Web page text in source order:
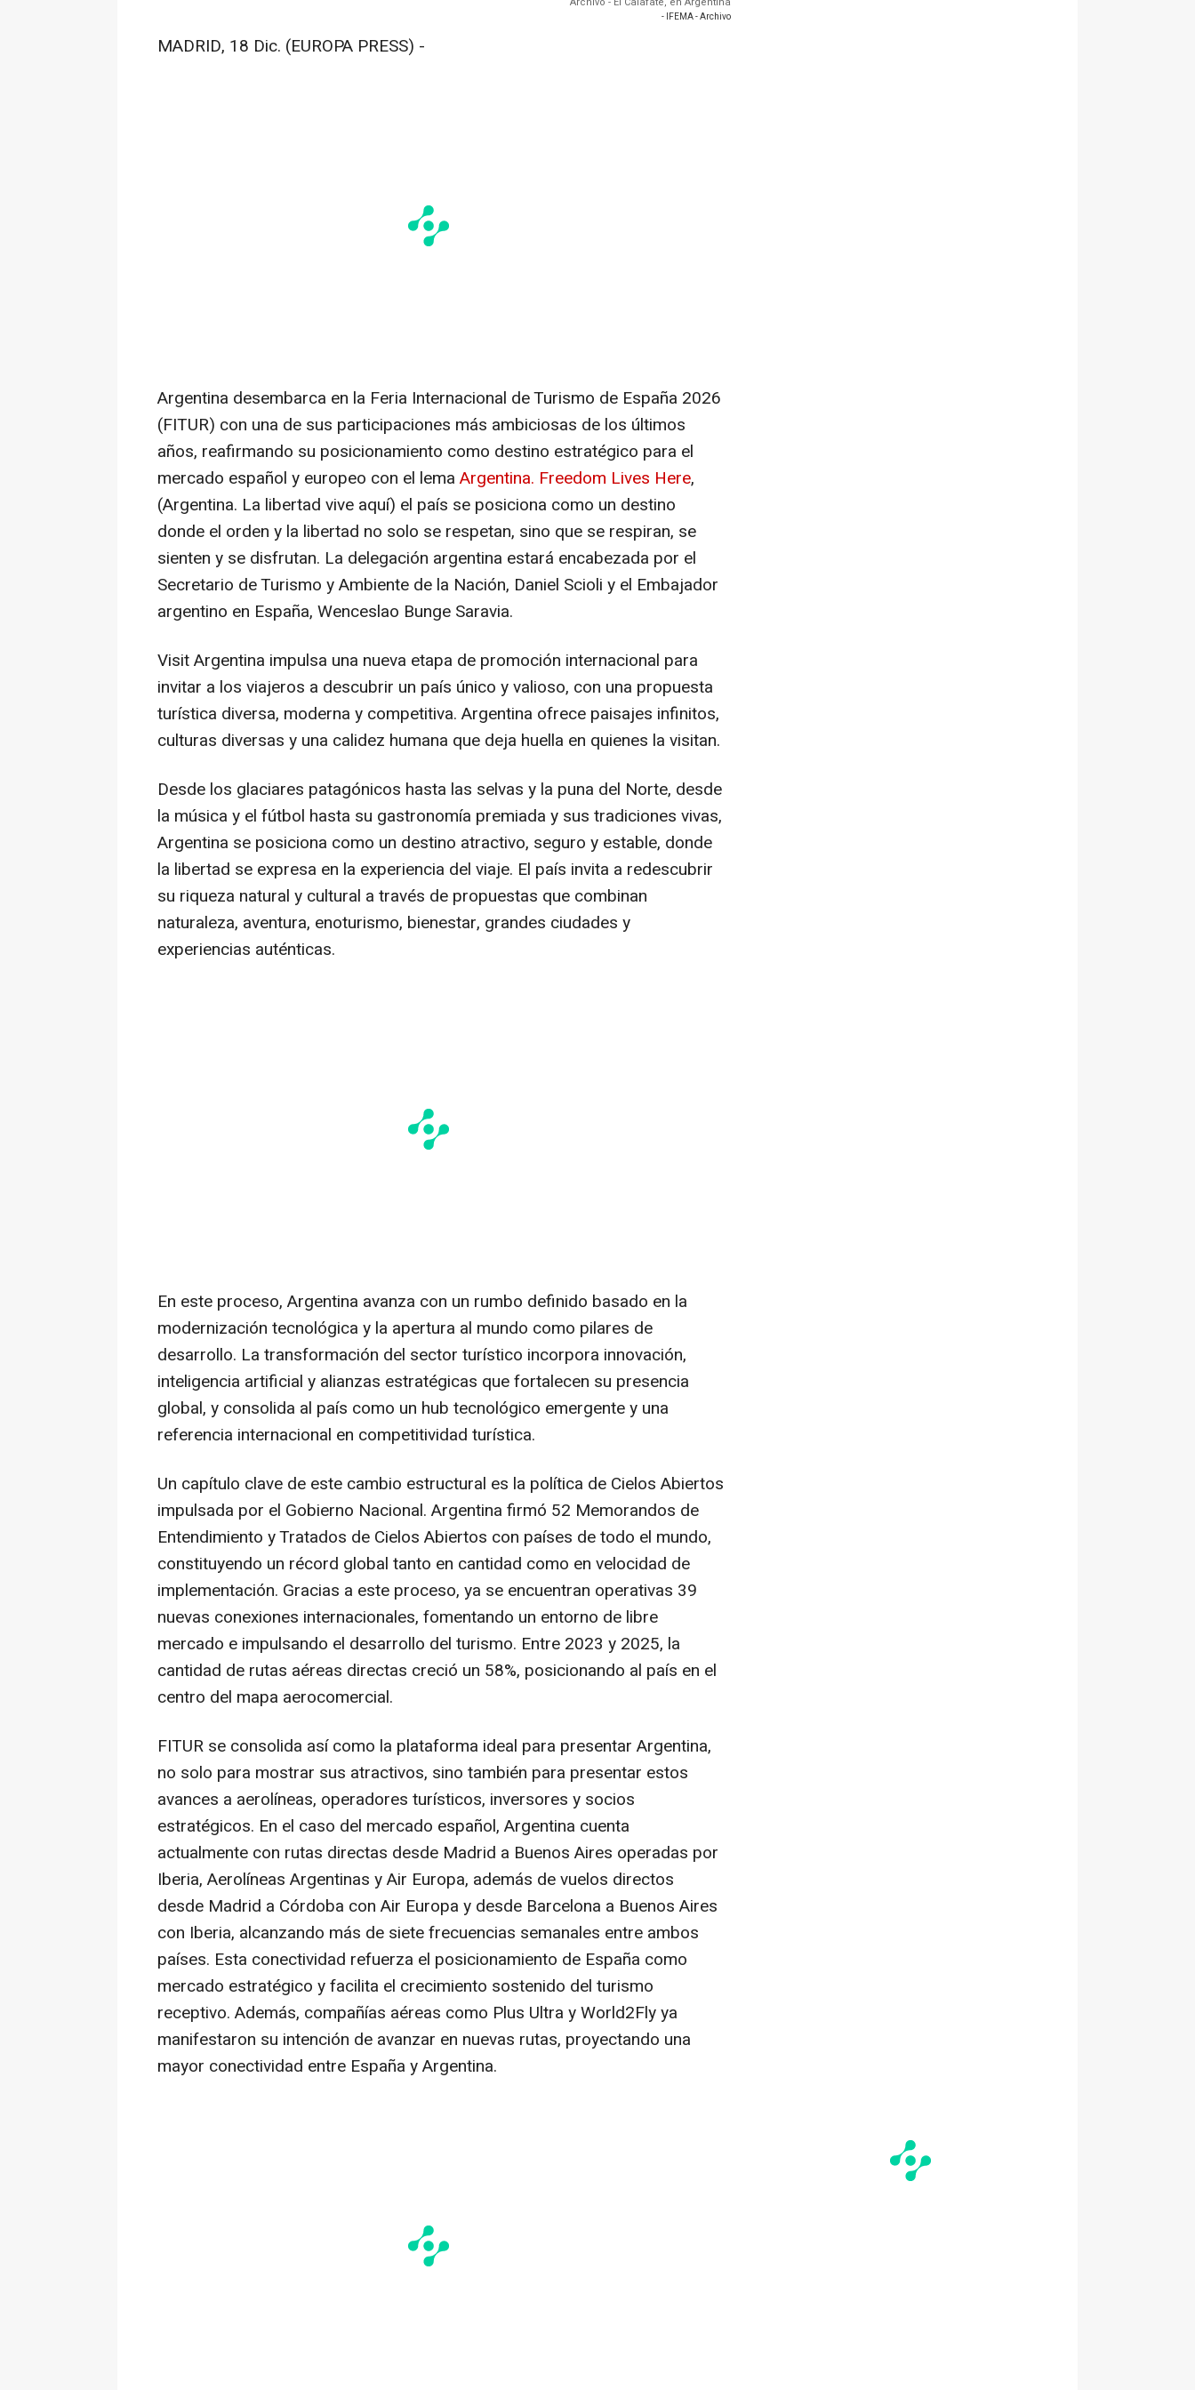
- IFEMA - Archivo
MADRID, 18 Dic. (EUROPA PRESS) -
Argentina desembarca en la Feria Internacional de Turismo de España 2026
(FITUR) con una de sus participaciones más ambiciosas de los últimos
años, reafirmando su posicionamiento como destino estratégico para el
mercado español y europeo con el lema Argentina. Freedom Lives Here,
(Argentina. La libertad vive aquí) el país se posiciona como un destino
donde el orden y la libertad no solo se respetan, sino que se respiran, se
sienten y se disfrutan. La delegación argentina estará encabezada por el
Secretario de Turismo y Ambiente de la Nación, Daniel Scioli y el Embajador
argentino en España, Wenceslao Bunge Saravia.
Visit Argentina impulsa una nueva etapa de promoción internacional para
invitar a los viajeros a descubrir un país único y valioso, con una propuesta
turística diversa, moderna y competitiva. Argentina ofrece paisajes infinitos,
culturas diversas y una calidez humana que deja huella en quienes la visitan.
Desde los glaciares patagónicos hasta las selvas y la puna del Norte, desde
la música y el fútbol hasta su gastronomía premiada y sus tradiciones vivas,
Argentina se posiciona como un destino atractivo, seguro y estable, donde
la libertad se expresa en la experiencia del viaje. El país invita a redescubrir
su riqueza natural y cultural a través de propuestas que combinan
naturaleza, aventura, enoturismo, bienestar, grandes ciudades y
experiencias auténticas.
En este proceso, Argentina avanza con un rumbo definido basado en la
modernización tecnológica y la apertura al mundo como pilares de
desarrollo. La transformación del sector turístico incorpora innovación,
inteligencia artificial y alianzas estratégicas que fortalecen su presencia
global, y consolida al país como un hub tecnológico emergente y una
referencia internacional en competitividad turística.
Un capítulo clave de este cambio estructural es la política de Cielos Abiertos
impulsada por el Gobierno Nacional. Argentina firmó 52 Memorandos de
Entendimiento y Tratados de Cielos Abiertos con países de todo el mundo,
constituyendo un récord global tanto en cantidad como en velocidad de
implementación. Gracias a este proceso, ya se encuentran operativas 39
nuevas conexiones internacionales, fomentando un entorno de libre
mercado e impulsando el desarrollo del turismo. Entre 2023 y 2025, la
cantidad de rutas aéreas directas creció un 58%, posicionando al país en el
centro del mapa aerocomercial.
FITUR se consolida así como la plataforma ideal para presentar Argentina,
no solo para mostrar sus atractivos, sino también para presentar estos
avances a aerolíneas, operadores turísticos, inversores y socios
estratégicos. En el caso del mercado español, Argentina cuenta
actualmente con rutas directas desde Madrid a Buenos Aires operadas por
Iberia, Aerolíneas Argentinas y Air Europa, además de vuelos directos
desde Madrid a Córdoba con Air Europa y desde Barcelona a Buenos Aires
con Iberia, alcanzando más de siete frecuencias semanales entre ambos
países. Esta conectividad refuerza el posicionamiento de España como
mercado estratégico y facilita el crecimiento sostenido del turismo
receptivo. Además, compañías aéreas como Plus Ultra y World2Fly ya
manifestaron su intención de avanzar en nuevas rutas, proyectando una
mayor conectividad entre España y Argentina.